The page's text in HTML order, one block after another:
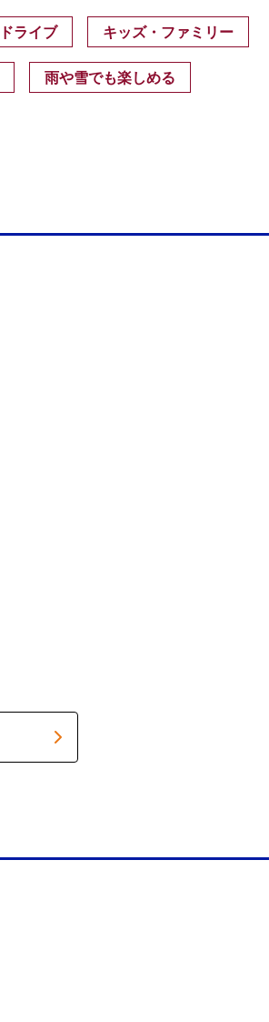
ドライブ キッズ・ファミリー
雨や雪でも楽しめる